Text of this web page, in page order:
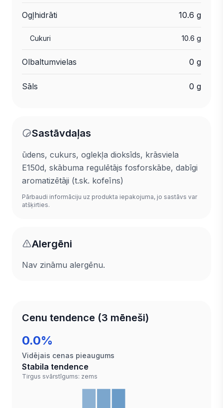
Ogļhidrāti 10.6 g
Cukuri 10.6 g
Olbaltumvielas 0 g
Sāls 0 g
Sastāvdaļas
ūdens, cukurs, oglekļa dioksīds, krāsviela
E150d, skābuma regulētājs fosforskābe, dabīgi
aromatizētāji (t.sk. kofeīns)
Pārbaudi informāciju uz produkta iepakojuma, jo sastāvs var
atšķirties.
Alergēni
Nav zināmu alergēnu.
Cenu tendence (3 mēneši)
0.0%
Vidējais cenas pieaugums
Stabila tendence
Tirgus svārstīgums: zems